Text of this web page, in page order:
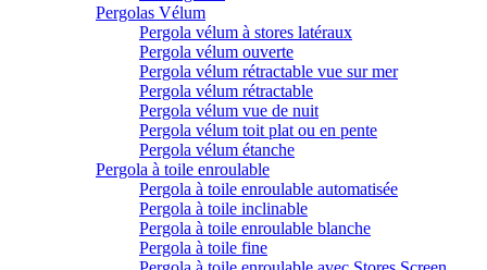
Pergolas Vélum
Pergola vélum à stores latéraux
Pergola vélum ouverte
Pergola vélum rétractable vue sur mer
Pergola vélum rétractable
Pergola vélum vue de nuit
Pergola vélum toit plat ou en pente
Pergola vélum étanche
Pergola à toile enroulable
Pergola à toile enroulable automatisée
Pergola à toile inclinable
Pergola à toile enroulable blanche
Pergola à toile fine